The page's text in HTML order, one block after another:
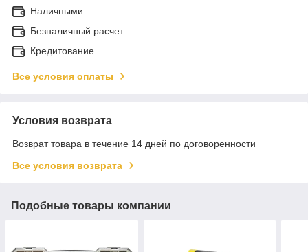
Наличными
Безналичный расчет
Кредитование
Все условия оплаты
Условия возврата
Возврат товара в течение 14 дней по договоренности
Все условия возврата
Подобные товары компании